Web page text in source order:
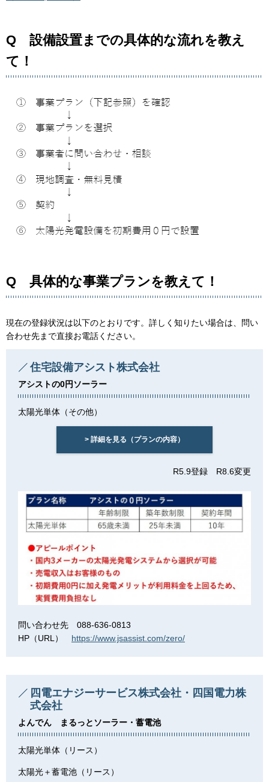
Q 設備設置までの具体的な流れを教え
て！
Q 具体的な事業プランを教えて！
現在の登録状況は以下のとおりです。詳しく知りたい場合は、問い
合わせ先まで直接お電話ください。
住宅設備アシスト株式会社
アシストの0円ソーラー
太陽光単体（その他）
> 詳細を見る（プランの内容）
R5.9登録 R8.6変更
問い合わせ先 088-636-0813
HP（URL） https://www.jsassist.com/zero/
四電エナジーサービス株式会社・四国電力株
式会社
よんでん まるっとソーラー・蓄電池
太陽光単体（リース）
太陽光＋蓄電池（リース）